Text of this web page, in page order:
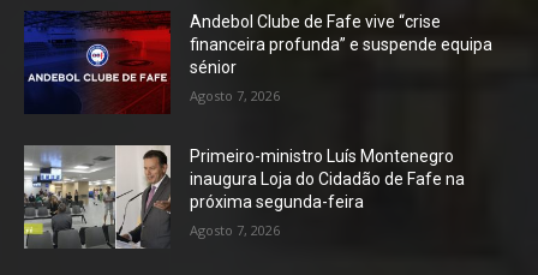
Andebol Clube de Fafe vive “crise
financeira profunda” e suspende equipa
sénior
Agosto 7, 2026
Primeiro-ministro Luís Montenegro
inaugura Loja do Cidadão de Fafe na
próxima segunda-feira
Agosto 7, 2026